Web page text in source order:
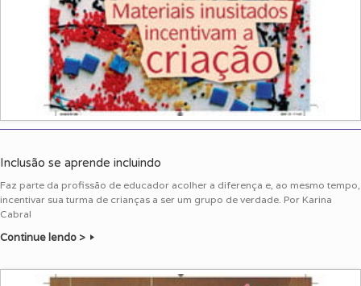
Inclusão se aprende incluindo
Faz parte da profissão de educador acolher a diferença e, ao mesmo tempo,
incentivar sua turma de crianças a ser um grupo de verdade. Por Karina
Cabral
Continue lendo >